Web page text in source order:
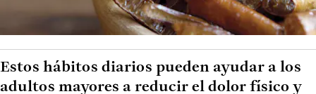
Estos hábitos diarios pueden ayudar a los
adultos mayores a reducir el dolor físico y